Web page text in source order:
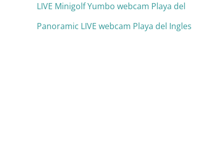
LIVE Minigolf Yumbo webcam Playa del
Panoramic LIVE webcam Playa del Ingles